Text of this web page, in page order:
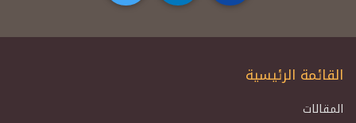
القائمة الرئيسية
المقالات